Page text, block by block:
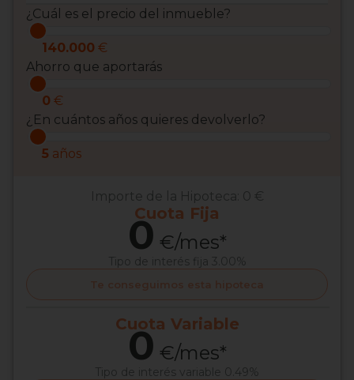
¿Cuál es el precio del inmueble?
140.000 €
Ahorro que aportarás
0 €
¿En cuántos años quieres devolverlo?
5 años
Importe de la Hipoteca: 0 €
Cuota Fija
0 €/mes*
Tipo de interés fija 3.00%
Te conseguimos esta hipoteca
Cuota Variable
0 €/mes*
Tipo de interés variable 0.49%